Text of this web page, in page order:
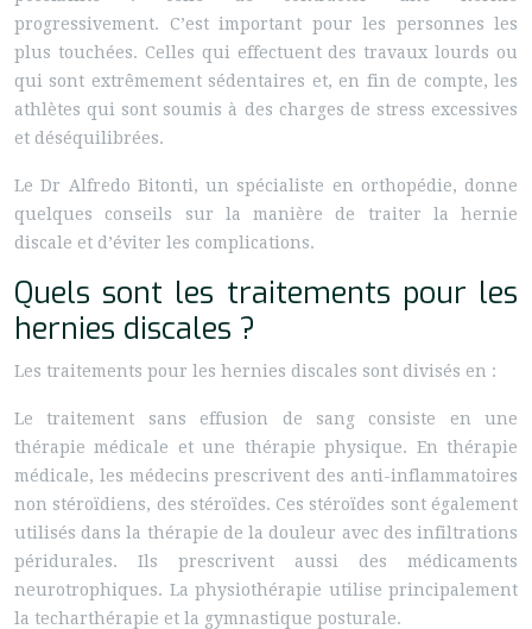
progressivement. C’est important pour les personnes les
plus touchées. Celles qui effectuent des travaux lourds ou
qui sont extrêmement sédentaires et, en fin de compte, les
athlètes qui sont soumis à des charges de stress excessives
et déséquilibrées.
Le Dr Alfredo Bitonti, un spécialiste en orthopédie, donne
quelques conseils sur la manière de traiter la hernie
discale et d’éviter les complications.
Quels sont les traitements pour les
hernies discales ?
Les traitements pour les hernies discales sont divisés en :
Le traitement sans effusion de sang consiste en une
thérapie médicale et une thérapie physique. En thérapie
médicale, les médecins prescrivent des anti-inflammatoires
non stéroïdiens, des stéroïdes. Ces stéroïdes sont également
utilisés dans la thérapie de la douleur avec des infiltrations
péridurales. Ils prescrivent aussi des médicaments
neurotrophiques. La physiothérapie utilise principalement
la techarthérapie et la gymnastique posturale.